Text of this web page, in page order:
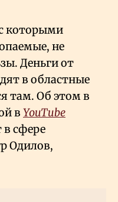
которыми
не
Деньги от
в областные
там. Об этом в
в YouTube
в сфере
Одилов,